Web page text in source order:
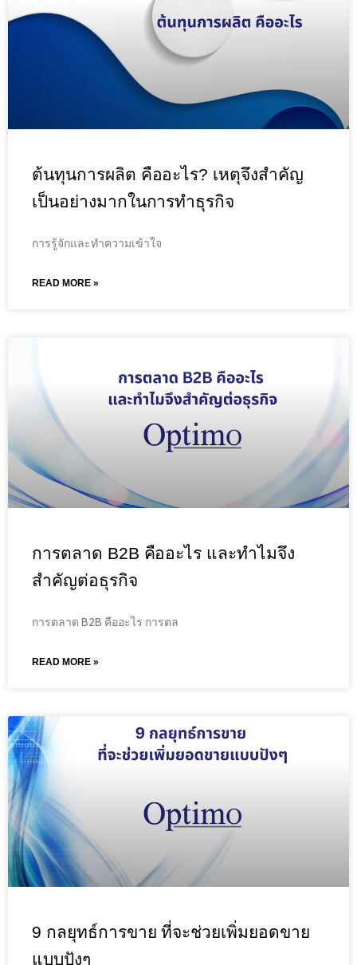
ต้นทุนการผลิต คืออะไร? เหตุจึงสำคัญ
เป็นอย่างมากในการทำธุรกิจ
การรู้จักและทำความเข้าใจ
READ MORE »
การตลาด B2B คืออะไร และทำไมจึง
สำคัญต่อธุรกิจ
การตลาด B2B คืออะไร การตล
READ MORE »
9 กลยุทธ์การขาย ที่จะช่วยเพิ่มยอดขาย
แบบปังๆ